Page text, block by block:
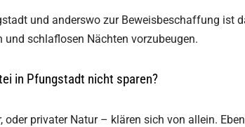
und anderswo zur Beweisbeschaffung ist
schlaflosen Nächten vorzubeugen.
in Pfungstadt nicht sparen?
privater Natur – klären sich von allein.